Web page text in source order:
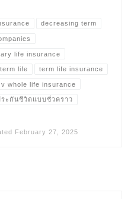
decreasing term
life insurance
term life term life insurance
whole life insurance
ะกันชีวิตแบบชั่วคราว
February 27, 2025